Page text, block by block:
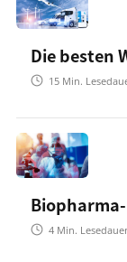
Die besten
15 Min.
4 Min.